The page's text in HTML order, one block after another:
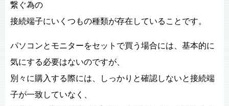
繋ぐ為の
接続端子にいくつもの種類が存在していることです。
パソコンとモニターをセットで買う場合には、基本的に
気にする必要はないのですが、
別々に購入する際には、しっかりと確認しないと接続端
子が一致していなく、